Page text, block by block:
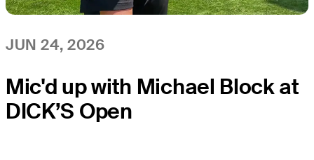
JUN 24, 2026
Mic'd up with Michael Block at
DICK’S Open